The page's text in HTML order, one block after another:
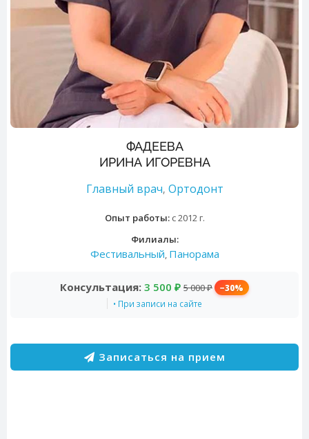
ФАДЕЕВА
ИРИНА ИГОРЕВНА
Главный врач, Ортодонт
Опыт работы:с 2012 г.
Филиалы:
Фестивальный, Панорама
Консультация: 3 500 ₽ 5 000 ₽
−30%
• При записи на сайте
Записаться на прием